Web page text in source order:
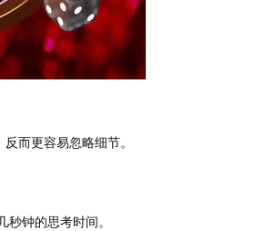
而更容易忽略细节。
钟的思考时间。